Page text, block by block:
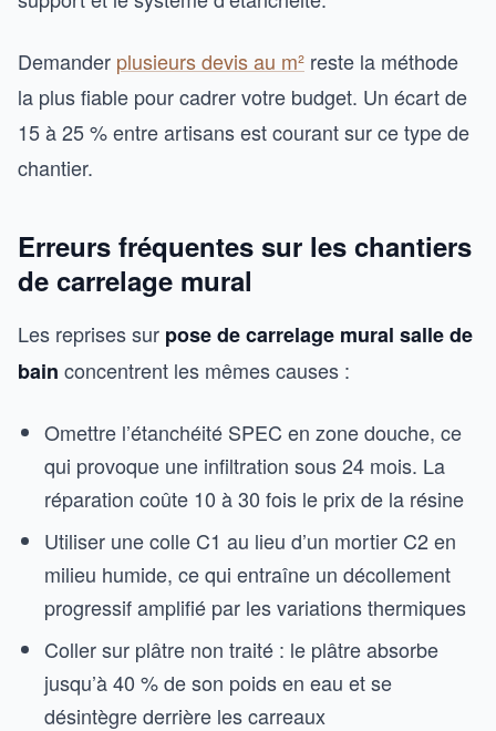
Demander plusieurs devis au m² reste la méthode
la plus fiable pour cadrer votre budget. Un écart de
15 à 25 % entre artisans est courant sur ce type de
chantier.
Erreurs fréquentes sur les chantiers
de carrelage mural
Les reprises sur pose de carrelage mural salle de
bain concentrent les mêmes causes :
Omettre l’étanchéité SPEC en zone douche, ce
qui provoque une infiltration sous 24 mois. La
réparation coûte 10 à 30 fois le prix de la résine
Utiliser une colle C1 au lieu d’un mortier C2 en
milieu humide, ce qui entraîne un décollement
progressif amplifié par les variations thermiques
Coller sur plâtre non traité : le plâtre absorbe
jusqu’à 40 % de son poids en eau et se
désintègre derrière les carreaux